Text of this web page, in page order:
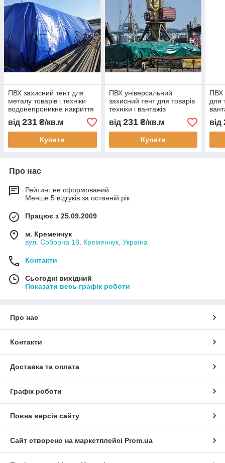
ПВХ захисний тент для
металу товарів і техніки
водонепроникне накриття
для бізнесу складського
зберігання
від 231 ₴/кв.м
Купити
ПВХ універсальний
захисний тент для товарів
техніки і вантажів
водонепроникне накриття
для бізнесу
від 231₴/кв.м
Купити
ПВХ
для
від
Про нас
Рейтинг не сформований
Менше 5 відгуків за останній рік
Працює з 25.09.2009
м. Кременчук
вул. Соборна 18, Кременчук, Україна
Контакти
Сьогодні вихідний
Показати весь графік роботи
Про нас
Контакти
Доставка та оплата
Графік роботи
Повна версія сайту
Сайт створено на маркетплейсі Prom.ua